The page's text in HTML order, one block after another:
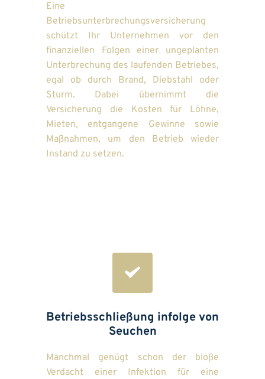
Eine
Betriebsunterbrechungsversicherung
schützt Ihr Unternehmen vor den
finanziellen Folgen einer ungeplanten
Unterbrechung des laufenden Betriebes,
egal ob durch Brand, Diebstahl oder
Sturm. Dabei übernimmt die
Versicherung die Kosten für Löhne,
Mieten, entgangene Gewinne sowie
Maßnahmen, um den Betrieb wieder
Instand zu setzen.
Betriebsschließung infolge von
Seuchen
Manchmal genügt schon der bloße
Verdacht einer Infektion für eine